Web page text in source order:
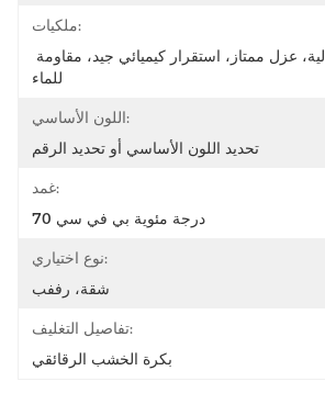
ملكيات:
للماء
اللون الأساسي:
تحديد اللون الأساسي أو تحديد الرقم
غمد:
70 درجة مئوية بي في سي
نوع اختياري:
شقة، رففب
تفاصيل التغليف:
بكرة الخشب الرقائقي